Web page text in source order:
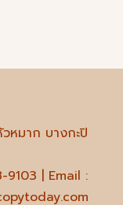
หมาก บางกะปิ
| Email :